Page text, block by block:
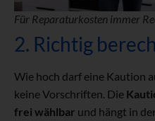
Für Reparaturkosten immer
2. Richtig
Wie hoch darf eine Kaution
keine Vorschriften. Die
frei wählbar und hängt in